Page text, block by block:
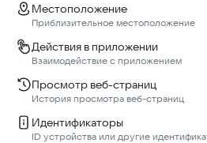
Местоположение
Приблизительное местоположение
Действия в приложении
Взаимодействие с приложением
Просмотр веб-страниц
История просмотра веб-страниц
Идентификаторы
ID устройства или другие